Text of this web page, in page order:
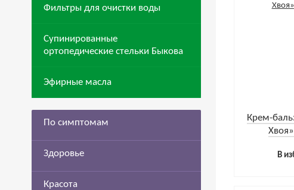
Фильтры для очистки воды
Супинированные
ортопедические стельки Быкова
Эфирные масла
По симптомам
Здоровье
Красота
Крем-
В